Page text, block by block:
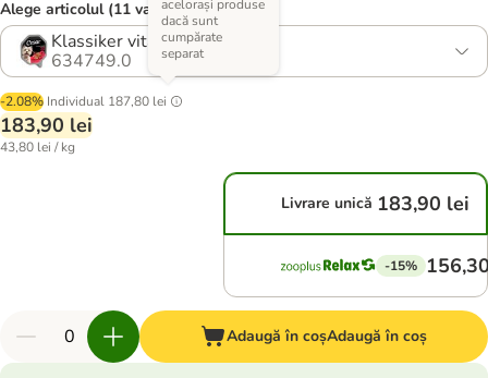
Alege articolul (11 variante)
Klassiker vită și ficat
634749.0
-2.08% Individual 187,80 lei
acelorași produse
dacă sunt
cumpărate
separat
183,90 lei
43,80 lei / kg
Livrare unică 183,90 lei
-15%
Adaugă în coșAdaugă în coș